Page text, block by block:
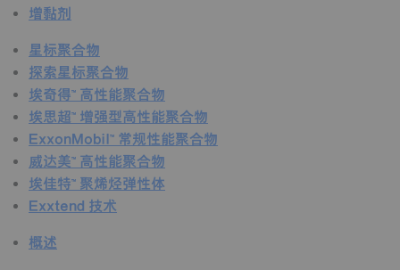
增黏剂
星标聚合物
探索星标聚合物
埃奇得™ 高性能聚合物
埃思超™ 增强型高性能聚合物
ExxonMobil™ 常规性能聚合物
威达美™ 高性能聚合物
埃佳特™ 聚烯烃弹性体
Exxtend 技术
概述